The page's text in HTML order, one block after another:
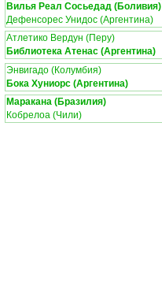
Вилья Реал Сосьедад (Боливия)
Дефенсорес Унидос (Аргентина)
Атлетико Вердун (Перу)
Библиотека Атенас (Аргентина)
Энвигадо (Колумбия)
Бока Хуниорс (Аргентина)
Маракана (Бразилия)
Кобрелоа (Чили)